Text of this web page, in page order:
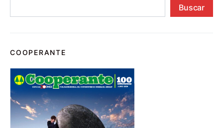
Buscar
COOPERANTE